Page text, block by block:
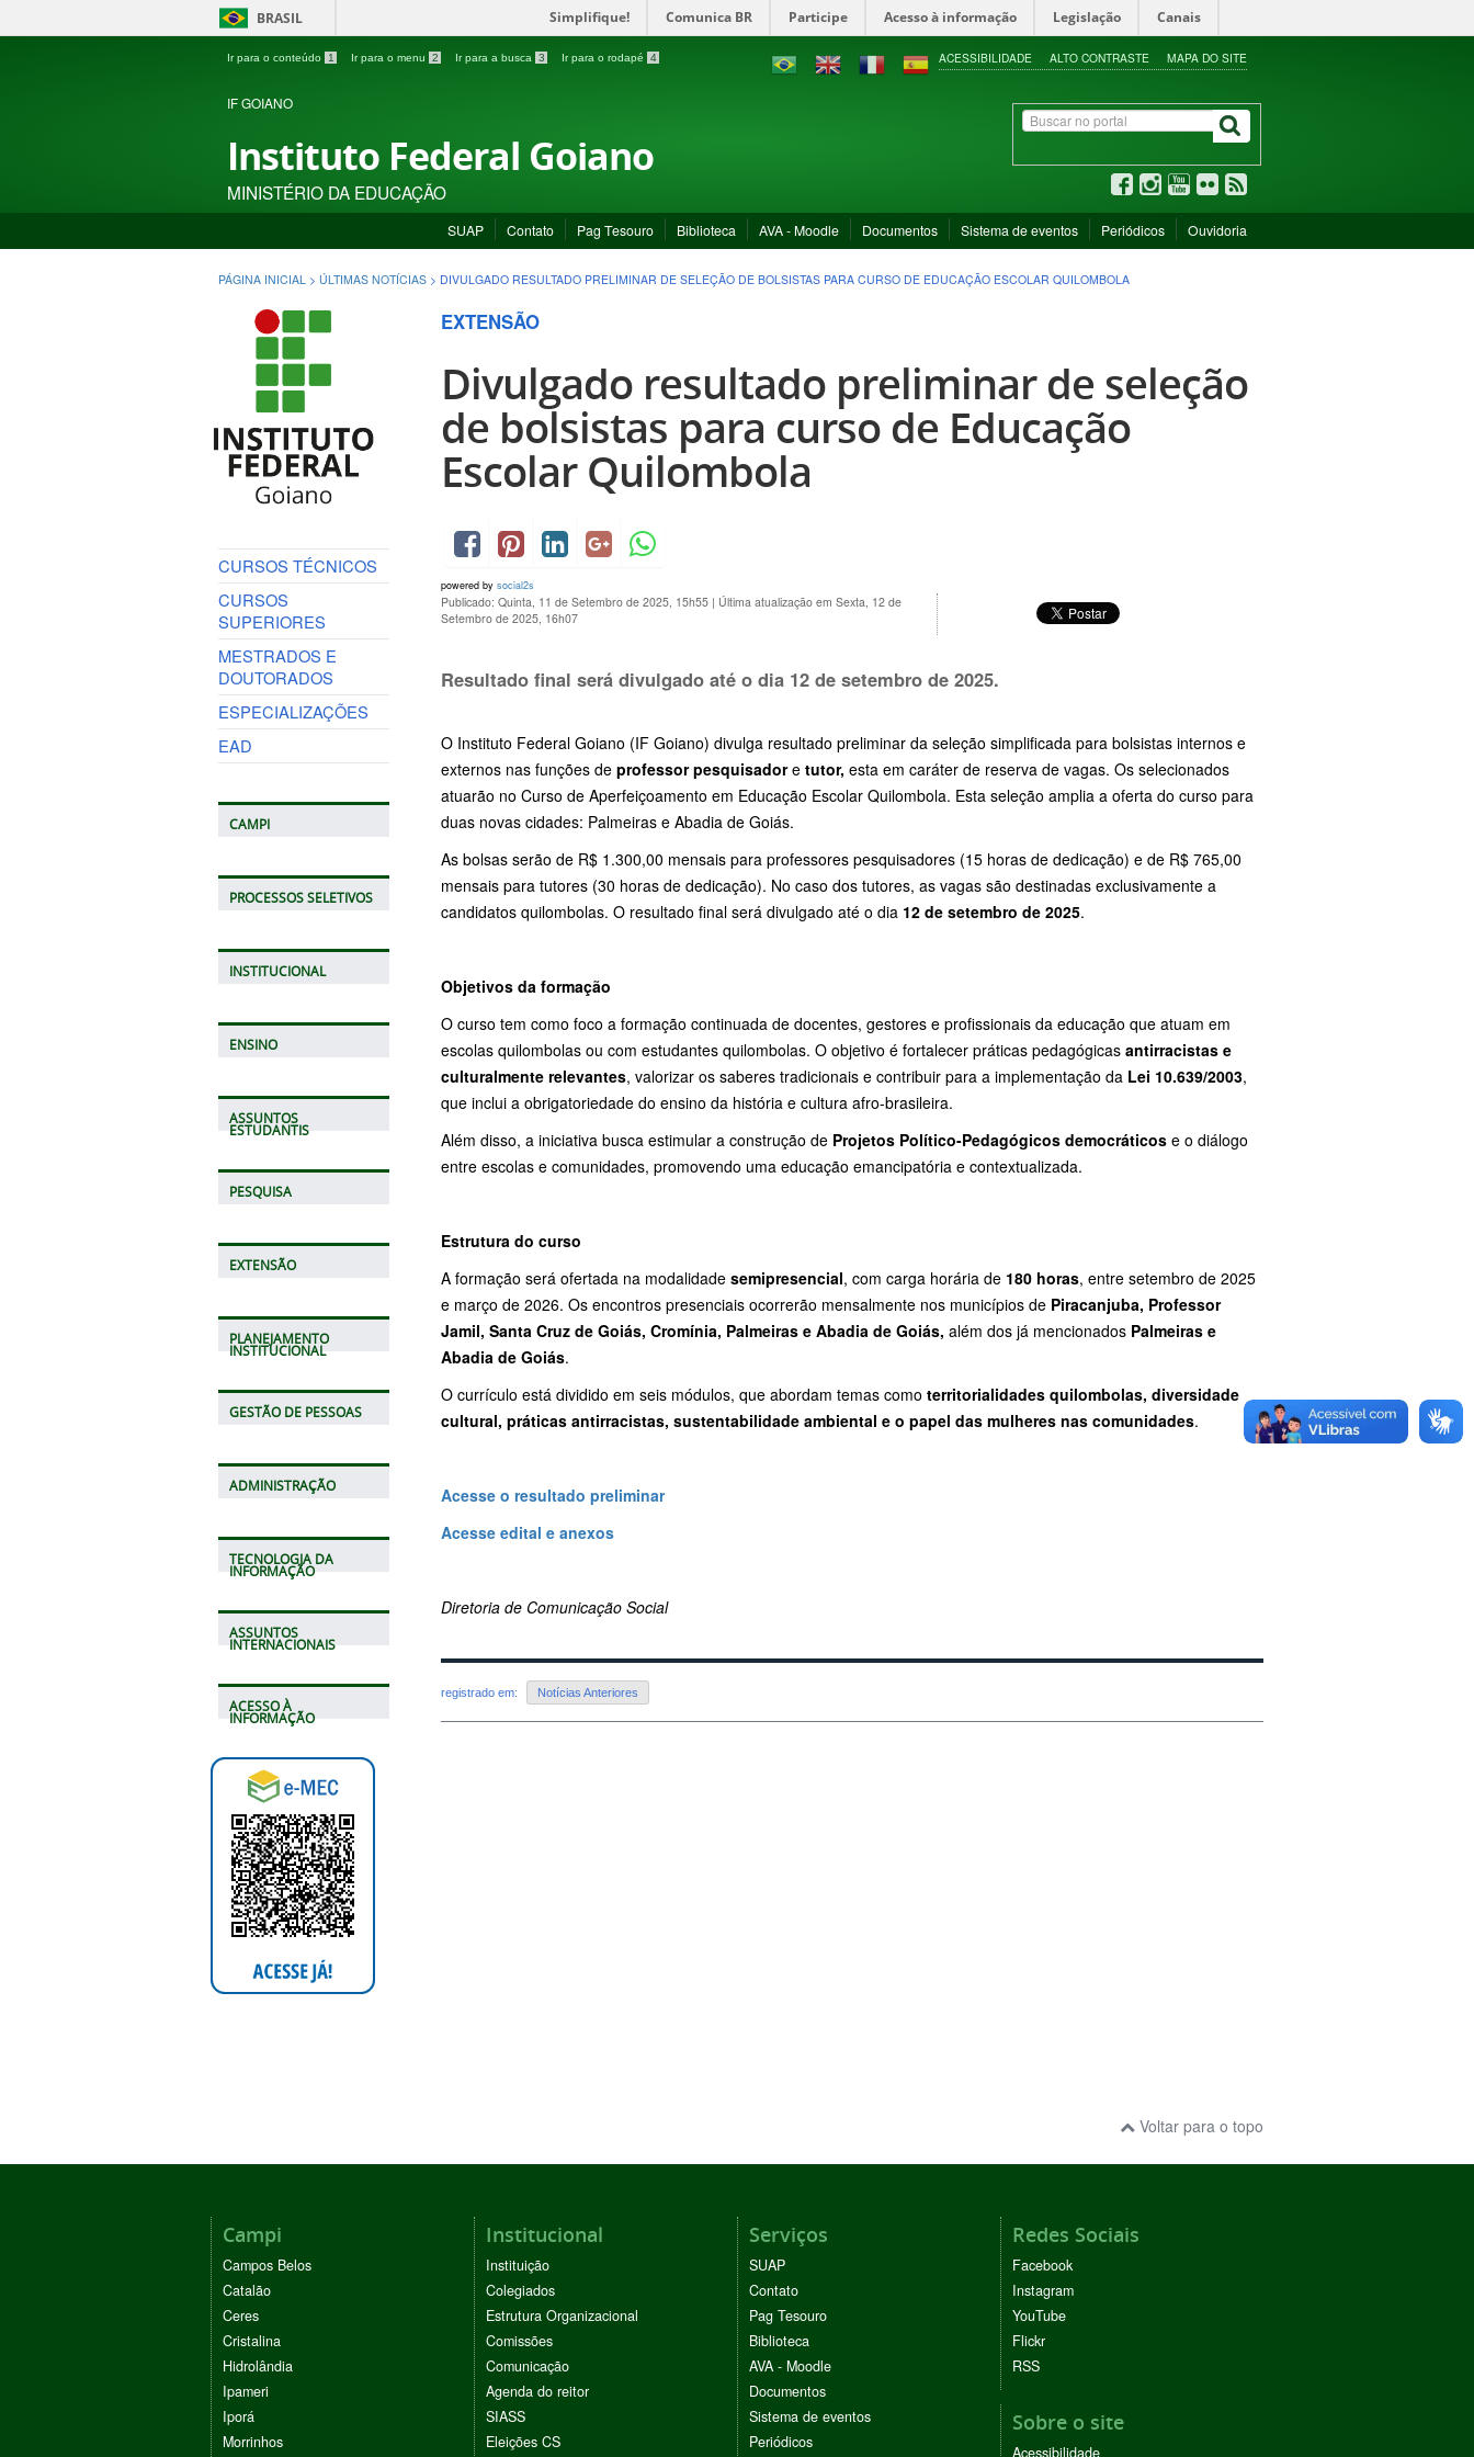
BRASIL Simplifique! Comunica BR Participe Acesso à informação Legislação Canais
Ir para o conteúdo 1 Ir para o menu 2 Ir para a busca 3 Ir para o rodapé 4 ACESSIBILIDADE ALTO CONTRASTE MAPA DO SITE
IF GOIANO
Instituto Federal Goiano
MINISTÉRIO DA EDUCAÇÃO
SUAP Contato Pag Tesouro Biblioteca AVA - Moodle Documentos Sistema de eventos Periódicos Ouvidoria
PÁGINA INICIAL > ÚLTIMAS NOTÍCIAS > DIVULGADO RESULTADO PRELIMINAR DE SELEÇÃO DE BOLSISTAS PARA CURSO DE EDUCAÇÃO ESCOLAR QUILOMBOLA
CURSOS TÉCNICOS
CURSOS
SUPERIORES
MESTRADOS E
DOUTORADOS
ESPECIALIZAÇÕES
EAD
CAMPI
PROCESSOS SELETIVOS
INSTITUCIONAL
ENSINO
ASSUNTOS
ESTUDANTIS
PESQUISA
EXTENSÃO
PLANEJAMENTO
INSTITUCIONAL
GESTÃO DE PESSOAS
ADMINISTRAÇÃO
TECNOLOGIA DA
INFORMAÇÃO
ASSUNTOS
INTERNACIONAIS
ACESSO À
INFORMAÇÃO
EXTENSÃO
Divulgado resultado preliminar de seleção
de bolsistas para curso de Educação
Escolar Quilombola
powered by social2s
Publicado: Quinta, 11 de Setembro de 2025, 15h55 | Última atualização em Sexta, 12 de
Setembro de 2025, 16h07
Resultado final será divulgado até o dia 12 de setembro de 2025.
O Instituto Federal Goiano (IF Goiano) divulga resultado preliminar da seleção simplificada para bolsistas internos e
externos nas funções de professor pesquisadore tutor, esta em caráter de reserva de vagas. Os selecionados
atuarão no Curso de Aperfeiçoamento em Educação Escolar Quilombola. Esta seleção amplia a oferta do curso para
duas novas cidades: Palmeiras e Abadia de Goiás.
As bolsas serão de R$ 1.300,00 mensais para professores pesquisadores (15 horas de dedicação) e de R$ 765,00
mensais para tutores (30 horas de dedicação). No caso dos tutores, as vagas são destinadas exclusivamente a
candidatos quilombolas. O resultado final será divulgado até o dia 12 de setembro de 2025.
Objetivos da formação
O curso tem como foco a formação continuada de docentes, gestores e profissionais da educação que atuam em
escolas quilombolas ou com estudantes quilombolas. O objetivo é fortalecer práticas pedagógicas antirracistas e
culturalmente relevantes, valorizar os saberes tradicionais e contribuir para a implementação da Lei 10.639/2003,
que inclui a obrigatoriedade do ensino da história e cultura afro-brasileira.
Além disso, a iniciativa busca estimular a construção de Projetos Político-Pedagógicos democráticos e o diálogo
entre escolas e comunidades, promovendo uma educação emancipatória e contextualizada.
Estrutura do curso
A formação será ofertada na modalidade semipresencial, com carga horária de 180 horas, entre setembro de 2025
e março de 2026. Os encontros presenciais ocorrerão mensalmente nos municípios de Piracanjuba, Professor
Jamil, Santa Cruz de Goiás, Cromínia, Palmeiras e Abadia de Goiás, além dos já mencionados Palmeiras e
Abadia de Goiás.
O currículo está dividido em seis módulos, que abordam temas como territorialidades quilombolas, diversidade
cultural, práticas antirracistas, sustentabilidade ambiental e o papel das mulheres nas comunidades.
Acesse o resultado preliminar
Acesse edital e anexos
Diretoria de Comunicação Social
registrado em: Notícias Anteriores
Voltar para o topo
Campi
Campos Belos
Catalão
Ceres
Cristalina
Hidrolândia
Ipameri
Iporá
Morrinhos
Institucional
Instituição
Colegiados
Estrutura Organizacional
Comissões
Comunicação
Agenda do reitor
SIASS
Eleições CS
Serviços
SUAP
Contato
Pag Tesouro
Biblioteca
AVA - Moodle
Documentos
Sistema de eventos
Periódicos
Redes Sociais
Facebook
Instagram
YouTube
Flickr
RSS
Sobre o site